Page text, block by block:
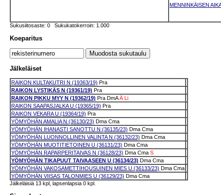
MENNINKÄISEN
Sukusiitosaste: 0 Sukukatokerroin: 1.000
Koeparitus
Jälkeläiset
RAIKON KULTAKUTRI N (19363/19) Pra
RAIKON LYSTIKÄS N (19361/19) Pra
RAIKON PIKKU MYY N (19362/19) Pra DmA Ä
Li
RAIKON SAAPASJALKA U (19365/19) Pra
RAIKON VEKARA U (19364/19) Pra
YÖMYÖHÄN AMALIA N (36130/23) Dma Cma
YÖMYÖHÄN IHANASTI SANOTTU N (36135/23) Dma Cma
YÖMYÖHÄN LUONNOLLINEN VALINTA N (36132/23) Dma Cma
YÖMYÖHÄN MUOTITIETOINEN U (36131/23) Dma Cma
YÖMYÖHÄN RAPARPERITAIVAS N (36128/23) Dma Cma S
YÖMYÖHÄN TIKAPUUT TAIVAASEEN U (36134/23) Dma Cma
YÖMYÖHÄN VAKOSAMETTIHOUSUINEN MIES U (36133/23) Dma Cma
YÖMYÖHÄN VIISAS TALONMIES U (36129/23) Dma Cma
Jälkeläisiä 13 kpl, lapsenlapsia 0 kpl.